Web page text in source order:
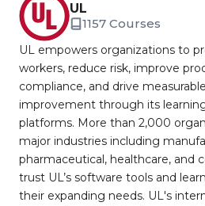
UL
1157 Courses
UL empowers organizations to
workers, reduce risk, improve
compliance, and drive
improvement through its
platforms. More than 2,000
major industries including
pharmaceutical, healthcare, and
trust UL’s software tools and
their expanding needs. UL's